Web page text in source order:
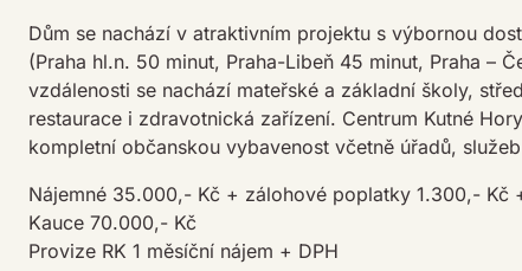
Dům se nachází v atraktivním projektu s výbornou
(Praha hl.n. 50 minut, Praha-Libeň 45 minut, Praha –
vzdálenosti se nachází mateřské a základní školy,
restaurace i zdravotnická zařízení. Centrum Kutné
kompletní občanskou vybavenost včetně úřadů,
Nájemné 35.000,- Kč + zálohové poplatky 1.300,- Kč
Kauce 70.000,- Kč
Provize RK 1 měsíční nájem + DPH